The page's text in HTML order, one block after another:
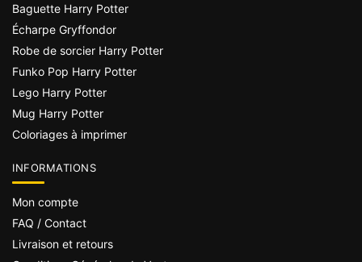
Baguette Harry Potter
Écharpe Gryffondor
Robe de sorcier Harry Potter
Funko Pop Harry Potter
Lego Harry Potter
Mug Harry Potter
Coloriages à imprimer
INFORMATIONS
Mon compte
FAQ / Contact
Livraison et retours